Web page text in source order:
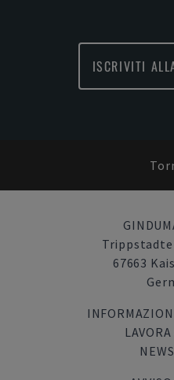
ISCRIVITI
67663